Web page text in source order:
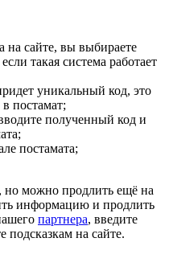
на сайте, вы выбираете
такая система работает
уникальный код, это
в постамат;
полученный код и
постамата;
но можно продлить ещё на
информацию и продлить
партнера, введите
подсказкам на сайте.